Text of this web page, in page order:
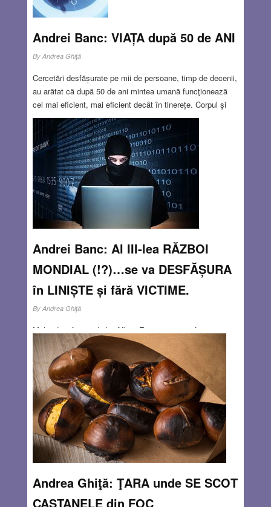
more…
NOV 26, 2014 0 COMMENTS
Andrei Banc: VIAȚA după 50 de ANI
By Andrea Ghiţă
Cercetări desfășurate pe mii de persoane, timp de decenii,
au arătat că după 50 de ani mintea umană funcţionează
cel mai eficient, mai eficient decât în tinerețe. Corpul şi
creierul nu îmbătrânesc în acelaşi ritm. Dimpotrivă,
puterea minţii creşte odată
Read more…
NOV 26, 2014
Andrei Banc: Al III-lea RĂZBOI
MONDIAL (!?)…se va DESFĂȘURA
în LINIȘTE și fără VICTIME.
By Andrea Ghiţă
Multe din aforismele lui Albert Einstein par să fie etern
valabile. Unul însă s-a uzat moral fiindcă nici marele
savant nu a putut prevedea dezvoltarea tehnologică a
civilizației umane. La vremea lui, acum câteva decenii,
bomba atomică părea cea mai
Read more…
NOV 26, 2014 0 COMMENTS
Andrea Ghiţă: ŢARA unde SE SCOT
CASTANELE din FOC